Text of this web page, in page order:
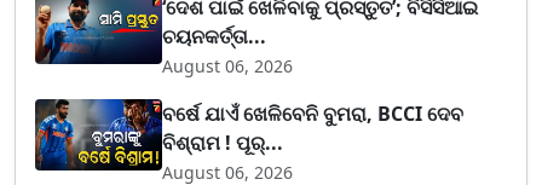
‘ଦେଶ ପାଇଁ ଖେଳିବାକୁ ପ୍ରସ୍ତୁତ’; ବିସିସିଆଇ
ଚୟନକର୍ତ୍ତା...
August 06, 2026
ବର୍ଷେ ଯାଏଁ ଖେଳିବେନି ବୁମରା, BCCI ଦେବ
ବିଶ୍ରାମ ! ପୂର୍...
August 06, 2026